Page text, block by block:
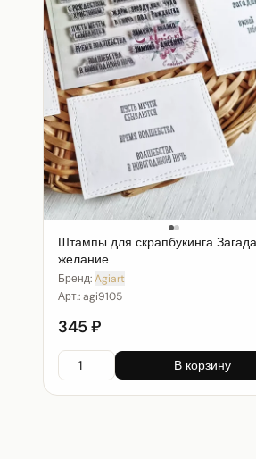
Штампы для скрапбукинга
желание
Бренд:Agiart
Арт.:agi9105
345 ₽
В корзину